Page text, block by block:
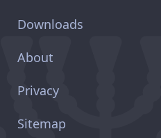
Downloads
About
Privacy
Sitemap